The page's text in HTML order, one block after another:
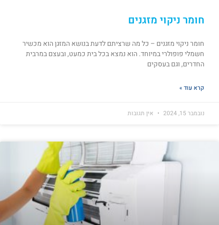
חומר ניקוי מזגנים
חומר ניקוי מזגנים – כל מה שרציתם לדעת בנושא המזגן הוא מכשיר
חשמלי פופולרי במיוחד. הוא נמצא בכל בית כמעט, ובעצם במרבית
החדרים, וגם בעסקים
קרא עוד »
נובמבר 15, 2024 אין תגובות